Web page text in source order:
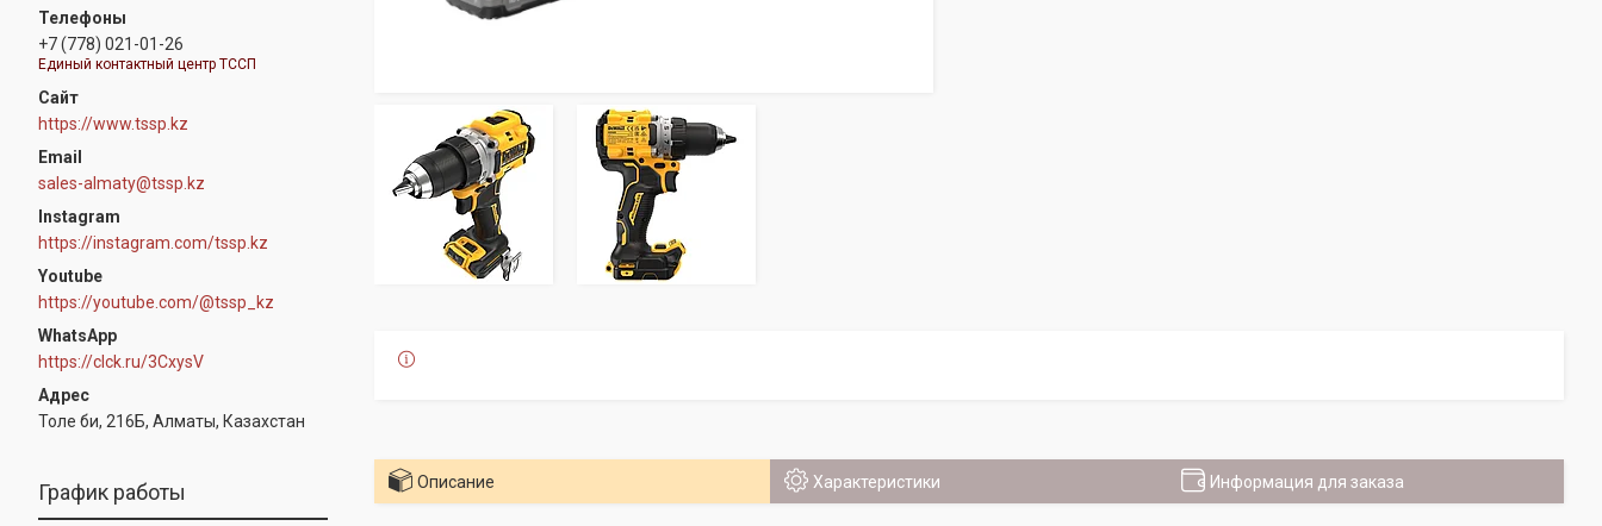
+7 (778) 021-01-26
Единый контактный центр ТССП
https://www.tssp.kz
sales-almaty@tssp.kz
Instagram
https://instagram.com/tssp.kz
Youtube
https://youtube.com/@tssp_kz
WhatsApp
https://clck.ru/3CxysV
Толе би, 216Б, Алматы, Казахстан
График работы Описание Характеристики Информация для заказа